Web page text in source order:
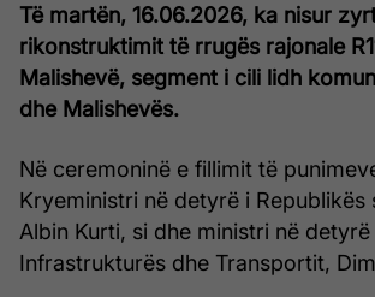
Të martën, 16.06.2026, ka nisur
rikonstruktimit të rrugës rajonale
Malishevë, segment i cili lidh
dhe Malishevës.
Në ceremoninë e fillimit të
Kryeministri në detyrë i Republikës
Albin Kurti, si dhe ministri në detyrë
Infrastrukturës dhe Transportit,